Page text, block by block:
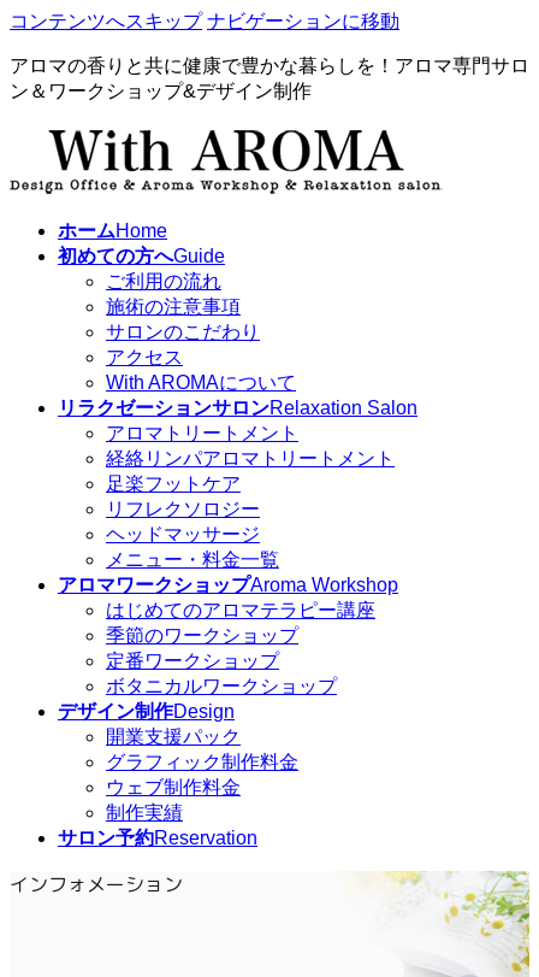
コンテンツへスキップ ナビゲーションに移動
アロマの香りと共に健康で豊かな暮らしを！アロマ専門サロ
ン＆ワークショップ&デザイン制作
ホームHome
初めての方へGuide
ご利用の流れ
施術の注意事項
サロンのこだわり
アクセス
With AROMAについて
リラクゼーションサロンRelaxation Salon
アロマトリートメント
経絡リンパアロマトリートメント
足楽フットケア
リフレクソロジー
ヘッドマッサージ
メニュー・料金一覧
アロマワークショップAroma Workshop
はじめてのアロマテラピー講座
季節のワークショップ
定番ワークショップ
ボタニカルワークショップ
デザイン制作Design
開業支援パック
グラフィック制作料金
ウェブ制作料金
制作実績
サロン予約Reservation
インフォメーション